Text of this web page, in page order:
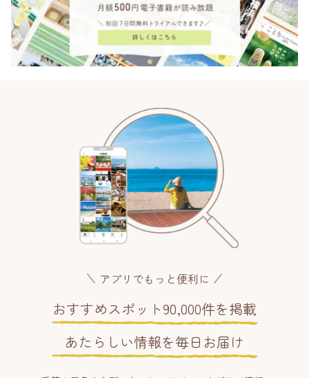
アプリでもっと便利に
おすすめスポット90,000件を掲載
あたらしい情報を毎日お届け